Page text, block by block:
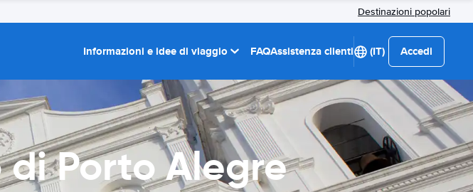
Destinazioni popolari
Informazioni e idee di viaggio FAQAssistenza clienti (IT) Accedi
Porto Alegre